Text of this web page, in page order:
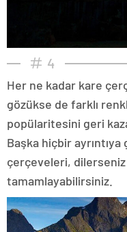
4
Her ne kadar kare
gözükse de farklı
popülaritesini geri
Başka hiçbir
çerçeveleri,
tamamlayabilirsiniz.